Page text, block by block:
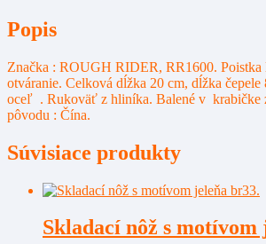
Popis
Značka : ROUGH RIDER, RR1600. Poistka
otváranie. Celková dĺžka 20 cm, dĺžka čepele
oceľ . Rukoväť z hliníka. Balené v krabičke
pôvodu : Čína.
Súvisiace produkty
Skladací nôž s motívom